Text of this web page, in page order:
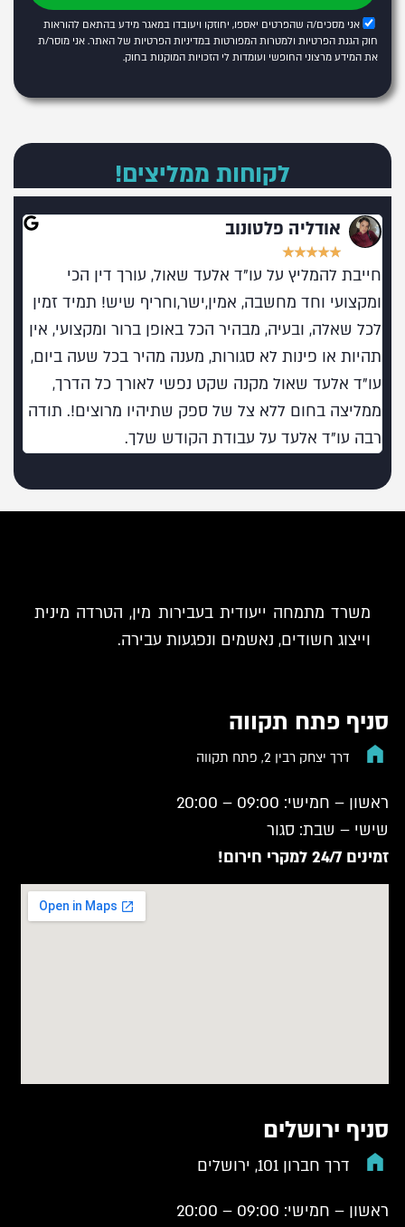
אני מסכים/ה שהפרטים יאספו, יחוזקו ויעובדו במאגר מידע בהתאם להוראות
חוק הגנת הפרטיות ולמטרות המפורטות במדיניות הפרטיות של האתר. אני מוסר/ת
את המידע מרצוני החופשי ועומדות לי הזכויות המוקנות בחוק.
לקוחות ממליצים!
אודליה פלטונוב
★
★
★
★
★
חייבת להמליץ על עו"ד אלעד שאול, עורך דין הכי
ומקצועי וחד מחשבה, אמין,ישר,וחריף שיש! תמיד זמין
לכל שאלה, ובעיה, מבהיר הכל באופן ברור ומקצועי, אין
תהיות או פינות לא סגורות, מענה מהיר בכל שעה ביום,
עו"ד אלעד שאול מקנה שקט נפשי לאורך כל הדרך,
ממליצה בחום ללא צל של ספק שתיהיו מרוצים!. תודה
רבה עו"ד אלעד על עבודת הקודש שלך.
משרד מתמחה ייעודית בעבירות מין, הטרדה מינית
וייצוג חשודים, נאשמים ונפגעות עבירה.
סניף פתח תקווה
דרך יצחק רבין 2, פתח תקווה
ראשון – חמישי: 09:00 – 20:00
שישי – שבת: סגור
זמינים 24/7 למקרי חירום!
סניף ירושלים
דרך חברון 101, ירושלים
ראשון – חמישי: 09:00 – 20:00